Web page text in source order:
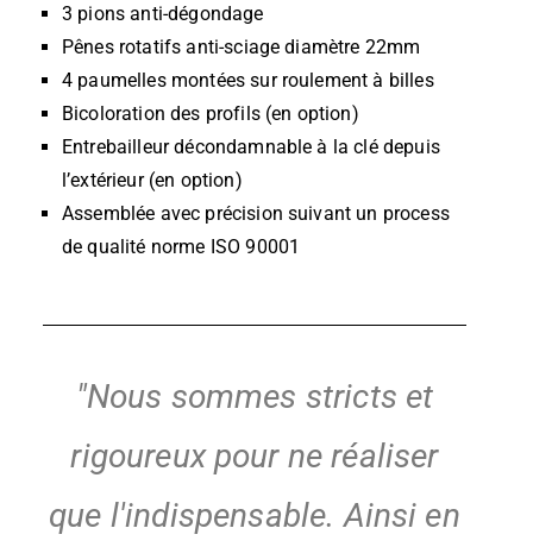
3 pions anti-dégondage
Pênes rotatifs anti-sciage diamètre 22mm
4 paumelles montées sur roulement à billes
Bicoloration des profils (en option)
Entrebailleur décondamnable à la clé depuis
l’extérieur (en option)
Assemblée avec précision suivant un process
de qualité norme ISO 90001
"Nous sommes stricts et
rigoureux pour ne réaliser
que l'indispensable. Ainsi en